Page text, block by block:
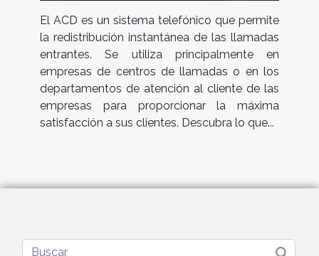
El ACD es un sistema telefónico que permite
la redistribución instantánea de las llamadas
entrantes. Se utiliza principalmente en
empresas de centros de llamadas o en los
departamentos de atención al cliente de las
empresas para proporcionar la máxima
satisfacción a sus clientes. Descubra lo que...